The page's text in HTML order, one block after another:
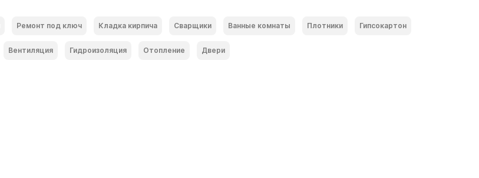
Ремонт под ключ Кладка кирпича Сварщики Ванные комнаты Плотники Гипсокартон
Вентиляция Гидроизоляция Отопление Двери